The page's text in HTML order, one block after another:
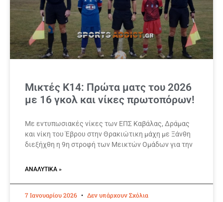
Μικτές Κ14: Πρώτα ματς του 2026
με 16 γκολ και νίκες πρωτοπόρων!
Με εντυπωσιακές νίκες των ΕΠΣ Καβάλας, Δράμας
και νίκη του Έβρου στην Θρακιώτικη μάχη με Ξάνθη
διεξήχθη η 9η στροφή των Μεικτών Ομάδων για την
ΑΝΑΛΥΤΙΚΆ »
7 Ιανουαρίου 2026 Δεν υπάρχουν Σχόλια